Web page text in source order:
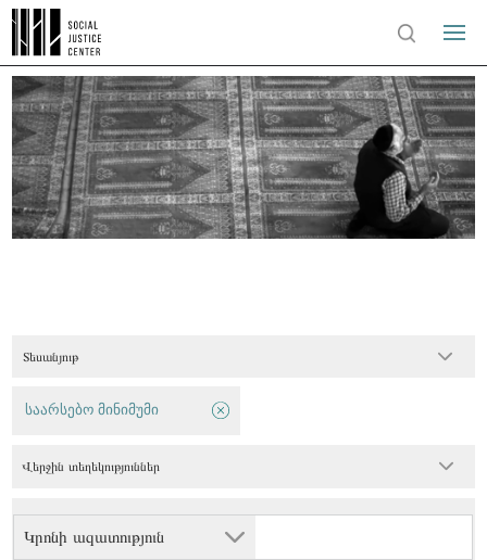
Տեսանյութ
Կրոնի ազատություն
საარსებო მინიმუმი
Վերջին տեղեկություններ